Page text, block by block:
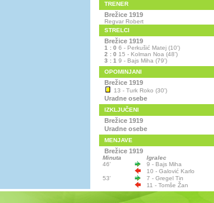
TRENER
Brežice 1919
Regvar Robert
STRELCI
Brežice 1919
1 : 0 6 - Perkušić Matej (10')
2 : 0 15 - Kolman Noa (48')
3 : 1 9 - Bajs Miha (79')
OPOMINJANI
Brežice 1919
13 - Turk Roko (30')
Uradne osebe
IZKLJUČENI
Brežice 1919
Uradne osebe
MENJAVE
Brežice 1919
Minuta
Igralec
46'
9 - Bajs Miha
10 - Galović Karlo
53'
7 - Gregel Tin
11 - Tomše Žan